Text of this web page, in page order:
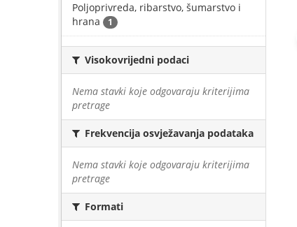
Poljoprivreda, ribarstvo, šumarstvo i
hrana
1
Visokovrijedni podaci
Nema stavki koje odgovaraju kriterijima
pretrage
Frekvencija osvježavanja podataka
Nema stavki koje odgovaraju kriterijima
pretrage
Formati